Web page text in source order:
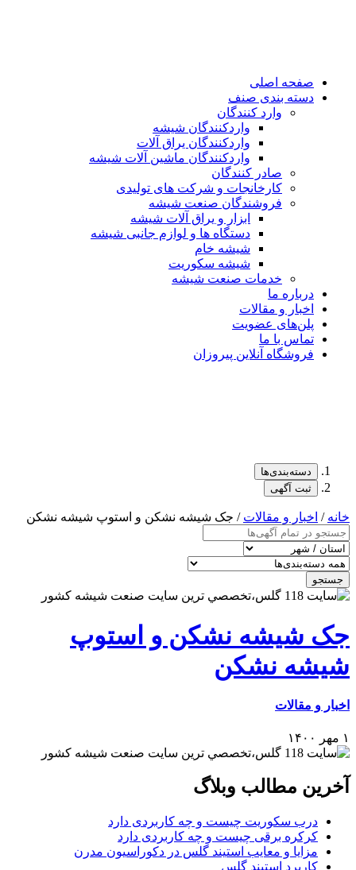
صفحه اصلی
دسته بندی صنف
وارد کنندگان
واردکنندگان شیشه
واردکنندگان یراق آلات
واردکنندگان ماشین آلات شیشه
صادر کنندگان
کارخانجات و شرکت های تولیدی
فروشندگان صنعت شیشه
ابزار و یراق آلات شیشه
دستگاه ها و لوازم جانبی شیشه
شیشه خام
شیشه سکوریت
خدمات صنعت شیشه
درباره ما
اخبار و مقالات
پلن‌های عضویت
تماس با ما
فروشگاه آنلاین پیروزان
دسته‌بندی‌ها
ثبت آگهی
خانه / اخبار و مقالات / جک شیشه نشکن و استوپ شیشه نشکن
جستجو
جک شیشه نشکن و استوپ
شیشه نشکن
اخبار و مقالات
۱ مهر ۱۴۰۰
آخرین مطالب وبلاگ
درب سکوریت چیست و چه کاربردی دارد
کرکره برقی چیست و چه کاربردی دارد
مزایا و معایب استیند گلس در دکوراسیون مدرن
کاربرد استیند گلس